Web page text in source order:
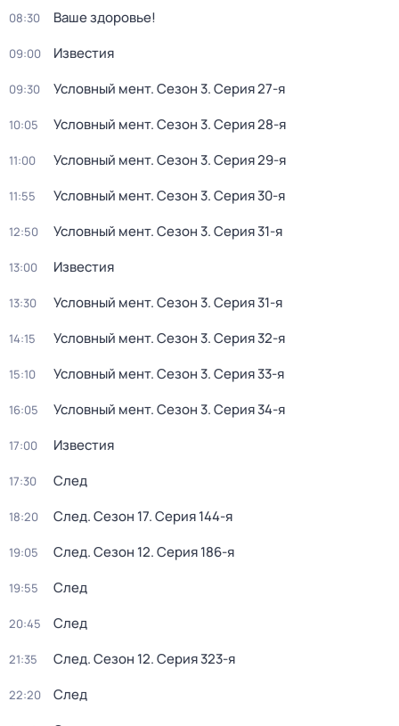
08:30 Ваше здоровье!
09:00 Известия
09:30 Условный мент. Сезон 3. Серия 27-я
10:05 Условный мент. Сезон 3. Серия 28-я
11:00 Условный мент. Сезон 3. Серия 29-я
11:55 Условный мент. Сезон 3. Серия 30-я
12:50 Условный мент. Сезон 3. Серия 31-я
13:00 Известия
13:30 Условный мент. Сезон 3. Серия 31-я
14:15 Условный мент. Сезон 3. Серия 32-я
15:10 Условный мент. Сезон 3. Серия 33-я
16:05 Условный мент. Сезон 3. Серия 34-я
17:00 Известия
17:30 След
18:20 След. Сезон 17. Серия 144-я
19:05 След. Сезон 12. Серия 186-я
19:55 След
20:45 След
21:35 След. Сезон 12. Серия 323-я
22:20 След